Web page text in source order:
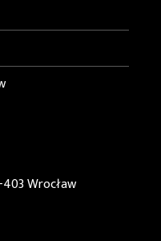
Wrocław